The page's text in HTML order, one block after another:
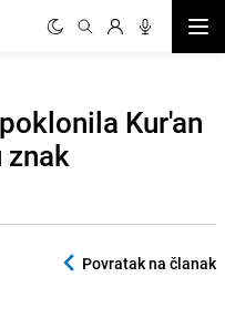
Kur'an
znak
Povratak na članak